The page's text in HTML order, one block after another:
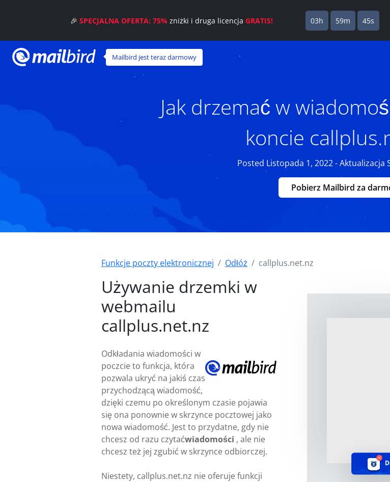
Mailbird jest teraz darmowy
Jak drzemać w
koncie
Posted Listopada 1, 2022 - Aktualizacja
Pobierz Mailbird za
Funkcje poczty elektronicznej Odłóż callplus.net.nz
Używanie drzemki w
webmailu
callplus.net.nz
Odkładania wiadomości w
poczcie to funkcja, która
pozwala ukryć na jakiś czas
przychodzącą wiadomość,
dzięki czemu po określonym czasie pojawia
się ona ponownie w skrzynce pocztowej jako
nowa wiadomość. Jest to przydatne, gdy nie
chcesz od razu czytaćwiadomości , ale nie
chcesz też jej zgubić w skrzynce odbiorczej.
Niestety, callplus.net.nz nie oferuje funkcji
🎉SPECJALNA OFERTA: 75% zniżki i druga licencjaGRATIS! 03h 59m 44s